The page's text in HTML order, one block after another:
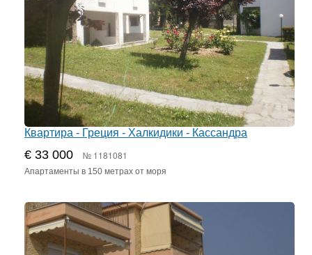
Квартира - Греция - Халкидики - Кассандра
€ 33 000 № 1181081
Апартаменты в 150 метрах от моря